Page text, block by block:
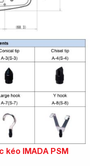
IMADA PSM